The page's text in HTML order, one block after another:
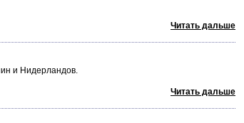
Читать дальше
и Нидерландов.
Читать дальше